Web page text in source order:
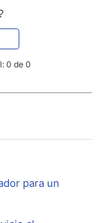
0 de 0
para un